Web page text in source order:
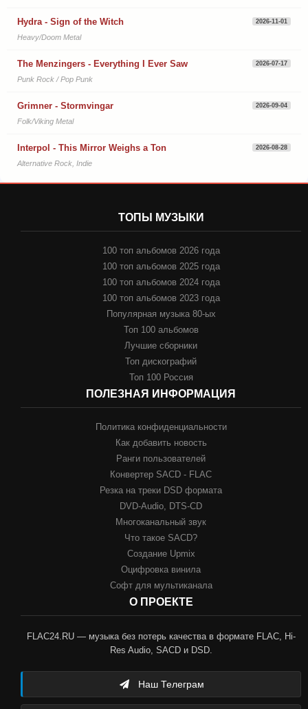
Hydra - Sign of the Witch 2026-11-01
Heavy/Doom Metal
The Menzingers - Everything I Ever Saw 2026-07-17
Punk Rock / Pop Punk
Grimner - Stormvingar 2026-09-04
Folk/Viking Metal
Interpol - This Mirror Weighs a Ton 2026-08-28
Alternative Rock, Indie
ТОПЫ МУЗЫКИ
100 топ альбомов 2026 года
100 топ альбомов 2025 года
100 топ альбомов 2024 года
100 топ альбомов 2023 года
Популярная музыка 80-ых
Топ 100 альбомов
Лучшие сборники
Топ дискографий
Топ 100 Россия
ПОЛЕЗНАЯ ИНФОРМАЦИЯ
Политика конфиденциальности
Как добавить новость
Ранги пользователей
Конвертер SACD - FLAC
Резка на треки DSD формата
DVD-Audio, DTS-CD
Многоканальный звук
Что такое SACD?
Создание Upmix
Оцифровка винила
Софт для мультиканала
О ПРОЕКТЕ
FLAC24.RU — музыка без потерь качества в формате FLAC, Hi-
Res Audio, SACD и DSD.
Наш Телеграм